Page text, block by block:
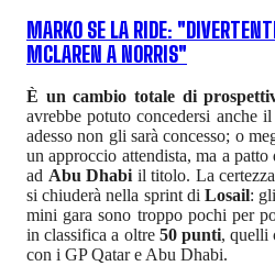
MARKO SE LA RIDE:
MCLAREN A NORRIS"
È un cambio totale di
avrebbe potuto concedersi anche
adesso non gli sarà concesso; o
un approccio attendista, ma a
ad Abu Dhabi il titolo. La
si chiuderà nella sprint di Losail:
mini gara sono troppo pochi per
in classifica a oltre 50 punti, quelli
con i GP Qatar e Abu Dhabi.